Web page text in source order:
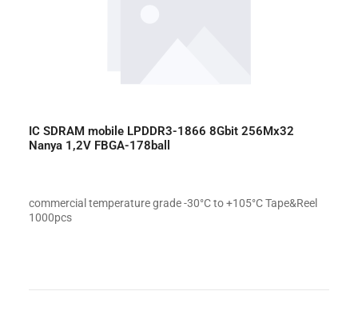
IC SDRAM mobile LPDDR3-1866 8Gbit 256Mx32
Nanya 1,2V FBGA-178ball
commercial temperature grade -30°C to +105°C Tape&Reel
1000pcs